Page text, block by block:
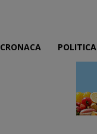
CRONACA POLITICA